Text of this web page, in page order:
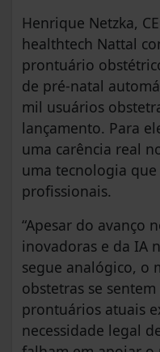
Henrique Netzka,
healthtech Nattal
prontuário
de pré-natal
mil usuários
lançamento. Para
uma carência real
uma tecnologia
profissionais.
“Apesar do avanço
inovadoras e da IA
segue analógico, o
obstetras se
prontuários atuais
necessidade legal